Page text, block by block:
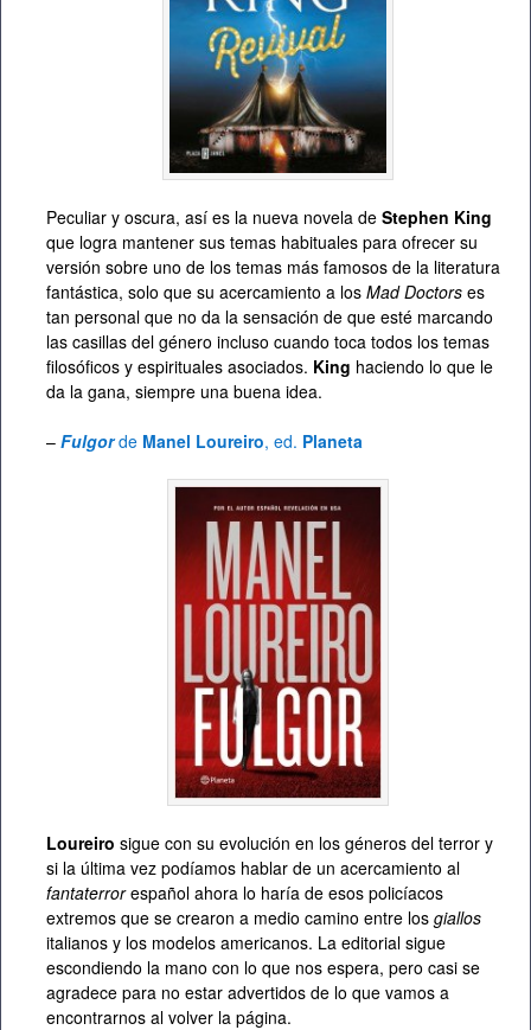
Peculiar y oscura, así es la nueva novela de Stephen King
que logra mantener sus temas habituales para ofrecer su
versión sobre uno de los temas más famosos de la literatura
fantástica, solo que su acercamiento a los Mad Doctors es
tan personal que no da la sensación de que esté marcando
las casillas del género incluso cuando toca todos los temas
filosóficos y espirituales asociados. King haciendo lo que le
da la gana, siempre una buena idea.
– Fulgorde Manel Loureiro, ed. Planeta
Loureiro sigue con su evolución en los géneros del terror y
si la última vez podíamos hablar de un acercamiento al
fantaterrorespañol ahora lo haría de esos policíacos
extremos que se crearon a medio camino entre los giallos
italianos y los modelos americanos. La editorial sigue
escondiendo la mano con lo que nos espera, pero casi se
agradece para no estar advertidos de lo que vamos a
encontrarnos al volver la página.